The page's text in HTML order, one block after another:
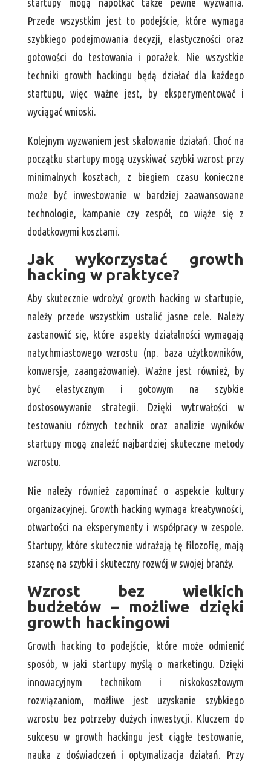
Przede wszystkim jest to podejście, które wymaga
szybkiego podejmowania decyzji, elastyczności oraz
gotowości do testowania i porażek. Nie wszystkie
techniki growth hackingu będą działać dla każdego
startupu, więc ważne jest, by eksperymentować i
wyciągać wnioski.
Kolejnym wyzwaniem jest skalowanie działań. Choć na
początku startupy mogą uzyskiwać szybki wzrost przy
minimalnych kosztach, z biegiem czasu konieczne
może być inwestowanie w bardziej zaawansowane
technologie, kampanie czy zespół, co wiąże się z
dodatkowymi kosztami.
Jak wykorzystać growth
hacking w praktyce?
Aby skutecznie wdrożyć growth hacking w startupie,
należy przede wszystkim ustalić jasne cele. Należy
zastanowić się, które aspekty działalności wymagają
natychmiastowego wzrostu (np. baza użytkowników,
konwersje, zaangażowanie). Ważne jest również, by
być elastycznym i gotowym na szybkie
dostosowywanie strategii. Dzięki wytrwałości w
testowaniu różnych technik oraz analizie wyników
startupy mogą znaleźć najbardziej skuteczne metody
wzrostu.
Nie należy również zapominać o aspekcie kultury
organizacyjnej. Growth hacking wymaga kreatywności,
otwartości na eksperymenty i współpracy w zespole.
Startupy, które skutecznie wdrażają tę filozofię, mają
szansę na szybki i skuteczny rozwój w swojej branży.
Wzrost bez wielkich
budżetów – możliwe dzięki
growth hackingowi
Growth hacking to podejście, które może odmienić
sposób, w jaki startupy myślą o marketingu. Dzięki
innowacyjnym technikom i niskokosztowym
rozwiązaniom, możliwe jest uzyskanie szybkiego
wzrostu bez potrzeby dużych inwestycji. Kluczem do
sukcesu w growth hackingu jest ciągłe testowanie,
nauka z doświadczeń i optymalizacja działań. Przy